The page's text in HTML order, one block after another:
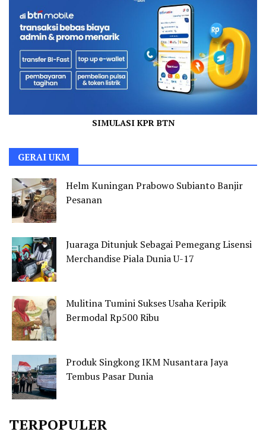
SIMULASI KPR BTN
GERAI UKM
Helm Kuningan Prabowo Subianto Banjir
Pesanan
Juaraga Ditunjuk Sebagai Pemegang Lisensi
Merchandise Piala Dunia U-17
Mulitina Tumini Sukses Usaha Keripik
Bermodal Rp500 Ribu
Produk Singkong IKM Nusantara Jaya
Tembus Pasar Dunia
TERPOPULER